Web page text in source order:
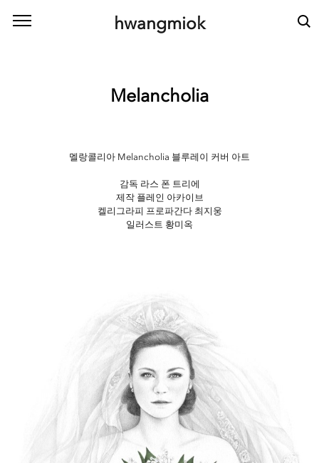
hwangmiok
Melancholia
멜랑콜리아 Melancholia 블루레이 커버 아트
감독 라스 폰 트리에
제작 플레인 아카이브
켈리그라피 프로파간다 최지웅
일러스트 황미옥